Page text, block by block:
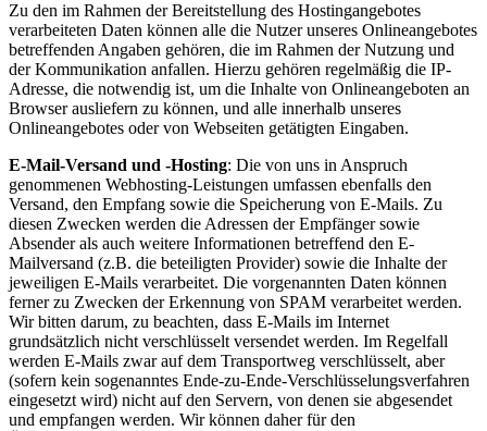
Zu den im Rahmen der Bereitstellung des Hostingangebotes
verarbeiteten Daten können alle die Nutzer unseres Onlineangebotes
betreffenden Angaben gehören, die im Rahmen der Nutzung und
der Kommunikation anfallen. Hierzu gehören regelmäßig die IP-
Adresse, die notwendig ist, um die Inhalte von Onlineangeboten an
Browser ausliefern zu können, und alle innerhalb unseres
Onlineangebotes oder von Webseiten getätigten Eingaben.
E-Mail-Versand und -Hosting: Die von uns in Anspruch
genommenen Webhosting-Leistungen umfassen ebenfalls den
Versand, den Empfang sowie die Speicherung von E-Mails. Zu
diesen Zwecken werden die Adressen der Empfänger sowie
Absender als auch weitere Informationen betreffend den E-
Mailversand (z.B. die beteiligten Provider) sowie die Inhalte der
jeweiligen E-Mails verarbeitet. Die vorgenannten Daten können
ferner zu Zwecken der Erkennung von SPAM verarbeitet werden.
Wir bitten darum, zu beachten, dass E-Mails im Internet
grundsätzlich nicht verschlüsselt versendet werden. Im Regelfall
werden E-Mails zwar auf dem Transportweg verschlüsselt, aber
(sofern kein sogenanntes Ende-zu-Ende-Verschlüsselungsverfahren
eingesetzt wird) nicht auf den Servern, von denen sie abgesendet
und empfangen werden. Wir können daher für den